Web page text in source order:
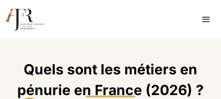
Quels sont les métiers en
pénurie en France (2026) ?